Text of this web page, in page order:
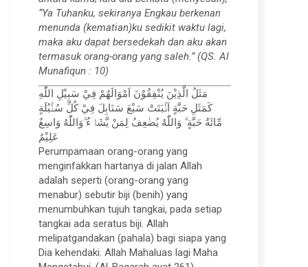
“Ya Tuhanku, sekiranya Engkau berkenan
menunda (kematian)ku sedikit waktu lagi,
maka aku dapat bersedekah dan aku akan
termasuk orang-orang yang saleh.” (QS. Al
Munafiqun : 10)
مَثَلُ الَّذِيْنَ يُنْفِقُوْنَ اَمْوَالَهُمْ فِيْ سَبِيْلِ اللّٰهِ
كَمَثَلِ حَبَّةٍ اَنْۢبَتَتْ سَبْعَ سَنَابِلَ فِيْ كُلِّ سُنْۢبُلَةٍ
مِّائَةُ حَبَّةٍ ۗ وَاللّٰهُ يُضٰعِفُ لِمَنْ يَّشَاۤءُ ۗوَاللّٰهُ وَاسِعٌ
عَلِيْمٌ
Perumpamaan orang-orang yang
menginfakkan hartanya di jalan Allah
adalah seperti (orang-orang yang
menabur) sebutir biji (benih) yang
menumbuhkan tujuh tangkai, pada setiap
tangkai ada seratus biji. Allah
melipatgandakan (pahala) bagi siapa yang
Dia kehendaki. Allah Mahaluas lagi Maha